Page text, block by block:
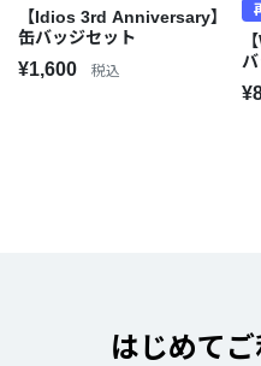
【Idios 3rd Anniversary】
缶バッジセット
¥1,600 税込
はじめて